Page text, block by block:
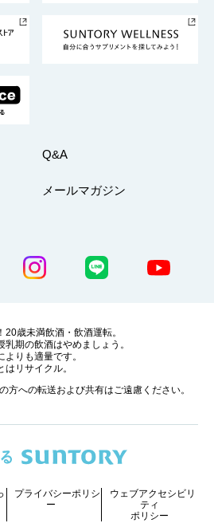
Q&A
メールマガジン
20歳未満飲酒・飲酒運転。
乳期の飲酒はやめましょう。
よりも適量です。
はリサイクル。
方への転送および共有はご遠慮ください。
プライバシーポリシ
ー
ウェブアクセシビリ
ティ
ポリシー